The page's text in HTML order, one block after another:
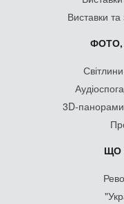
Виставки
ФОТО,
3D-
ЩО